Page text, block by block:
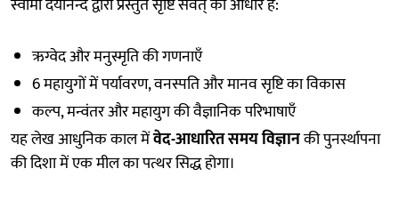
स्वामी दयानन्द द्वारा प्रस्तुत सृष्टि संवत् का आधार है:
ऋग्वेद और मनुस्मृति की गणनाएँ
6 महायुगों में पर्यावरण, वनस्पति और मानव सृष्टि का विकास
कल्प, मन्वंतर और महायुग की वैज्ञानिक परिभाषाएँ
यह लेख आधुनिक काल मेंवेद-आधारित समय विज्ञानकी पुनर्स्थापना
की दिशा में एक मील का पत्थर सिद्ध होगा।